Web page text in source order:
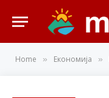
Home » Економија »